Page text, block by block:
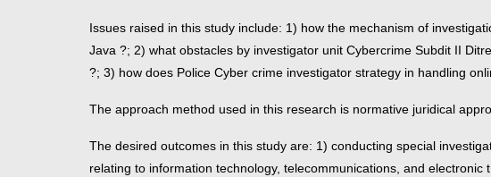
Issues raised in this study include: 1) how the mechanism of
Java ?; 2) what obstacles by investigator unit Cybercrime Subdit II
?; 3) how does Police Cyber crime investigator strategy in handling
The approach method used in this research is normative juridical
The desired outcomes in this study are: 1) conducting special
relating to information technology, telecommunications, and